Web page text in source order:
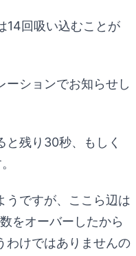
14回吸い込むことが
ーションでお知らせし
と残り30秒、もしく
うですが、ここら辺は
をオーバーしたから
わけではありませんの